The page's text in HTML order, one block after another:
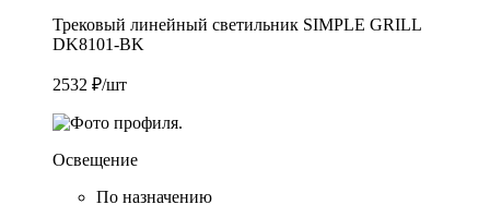
Трековый линейный светильник SIMPLE GRILL
DK8101-BK
2532 ₽/шт
Освещение
По назначению